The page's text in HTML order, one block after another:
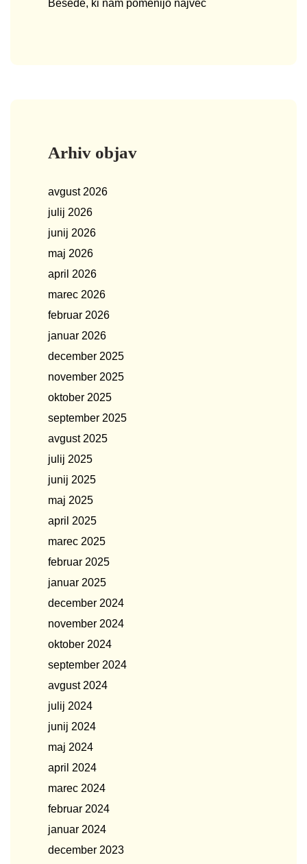
Besede, ki nam pomenijo največ
Arhiv objav
avgust 2026
julij 2026
junij 2026
maj 2026
april 2026
marec 2026
februar 2026
januar 2026
december 2025
november 2025
oktober 2025
september 2025
avgust 2025
julij 2025
junij 2025
maj 2025
april 2025
marec 2025
februar 2025
januar 2025
december 2024
november 2024
oktober 2024
september 2024
avgust 2024
julij 2024
junij 2024
maj 2024
april 2024
marec 2024
februar 2024
januar 2024
december 2023